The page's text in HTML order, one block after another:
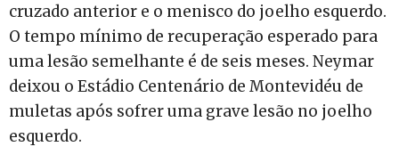
cruzado anterior e o menisco do joelho esquerdo.
O tempo mínimo de recuperação esperado para
uma lesão semelhante é de seis meses. Neymar
deixou o Estádio Centenário de Montevidéu de
muletas após sofrer uma grave lesão no joelho
esquerdo.